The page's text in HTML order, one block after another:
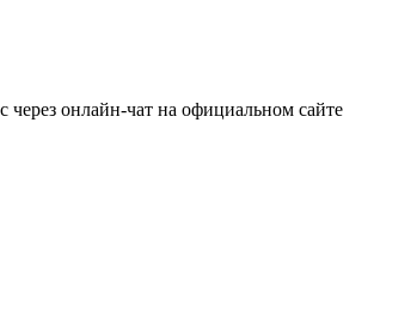
онлайн-чат на официальном сайте